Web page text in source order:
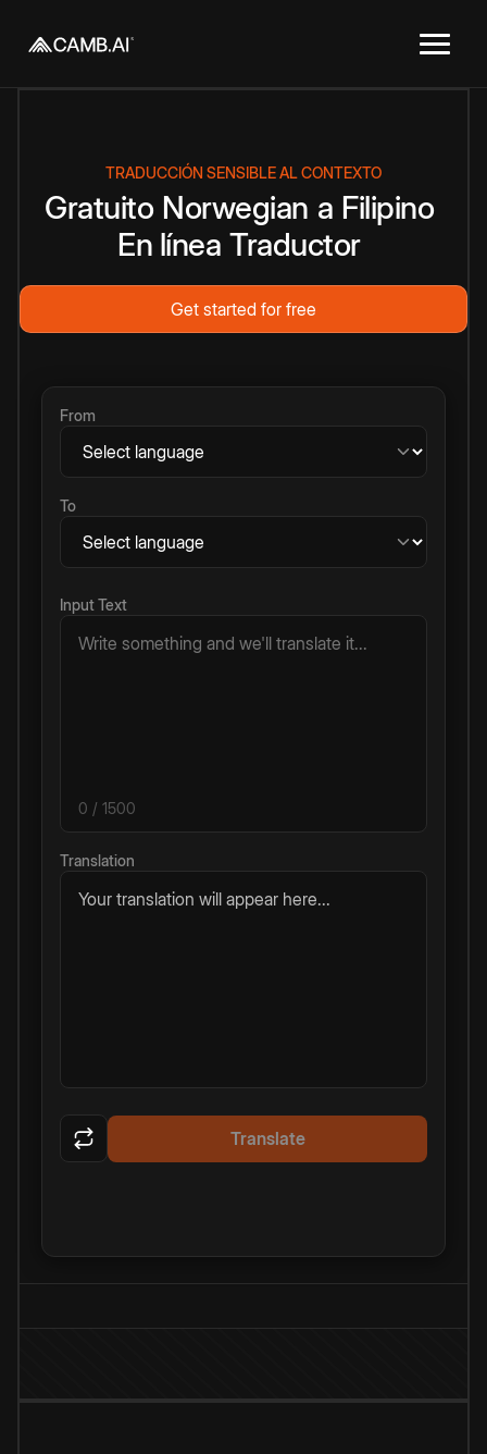
TRADUCCIÓN SENSIBLE AL CONTEXTO
Gratuito Norwegian a Filipino
En línea Traductor
Get started for free
From
To
Input Text
0 / 1500
Translation
Your translation will appear here...
Translate